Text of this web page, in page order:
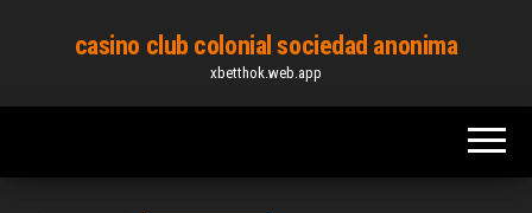
content
casino club colonial sociedad anonima
xbetthok.web.app